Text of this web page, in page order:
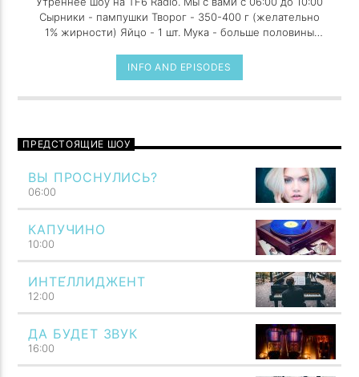
Сырники - пампушки Творог - 350-400 г (желательно
1% жирности) Яйцо - 1 шт. Мука - больше половины
Сметана (для подачи) - по вкусу Масло растительное -
для жарки
INFO AND EPISODES
ПРЕДСТОЯЩИЕ ШОУ
ВЫ ПРОСНУЛИСЬ?
06:00
КАПУЧИНО
10:00
ИНТЕ́ЛЛИДЖЕНТ
12:00
ДА БУДЕТ ЗВУК
16:00